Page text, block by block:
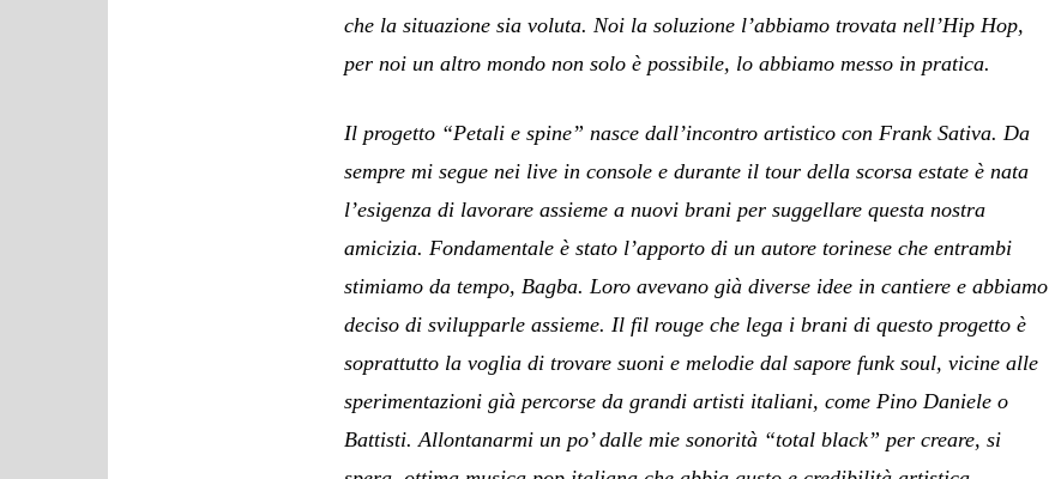
che la situazione sia voluta. Noi la soluzione l’abbiamo trovata nell’Hip Hop,
per noi un altro mondo non solo è possibile, lo abbiamo messo in pratica.
Il progetto “Petali e spine” nasce dall’incontro artistico con Frank Sativa. Da
sempre mi segue nei live in console e durante il tour della scorsa estate è nata
l’esigenza di lavorare assieme a nuovi brani per suggellare questa nostra
amicizia. Fondamentale è stato l’apporto di un autore torinese che entrambi
stimiamo da tempo, Bagba. Loro avevano già diverse idee in cantiere e abbiamo
deciso di svilupparle assieme. Il fil rouge che lega i brani di questo progetto è
soprattutto la voglia di trovare suoni e melodie dal sapore funk soul, vicine alle
sperimentazioni già percorse da grandi artisti italiani, come Pino Daniele o
Battisti. Allontanarmi un po’ dalle mie sonorità “total black” per creare, si